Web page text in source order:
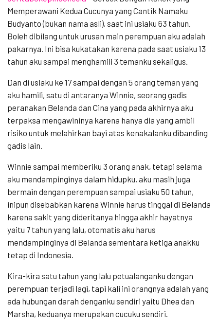
Memperawani Kedua Cucunya yang Cantik Namaku
Budyanto (bukan nama asli), saat ini usiaku 63 tahun.
Boleh dibilang untuk urusan main perempuan aku adalah
pakarnya. Ini bisa kukatakan karena pada saat usiaku 13
tahun aku sampai menghamili 3 temanku sekaligus.
Dan di usiaku ke 17 sampai dengan 5 orang teman yang
aku hamili, satu di antaranya Winnie, seorang gadis
peranakan Belanda dan Cina yang pada akhirnya aku
terpaksa mengawininya karena hanya dia yang ambil
risiko untuk melahirkan bayi atas kenakalanku dibanding
gadis lain.
Winnie sampai memberiku 3 orang anak, tetapi selama
aku mendampinginya dalam hidupku, aku masih juga
bermain dengan perempuan sampai usiaku 50 tahun,
inipun disebabkan karena Winnie harus tinggal di Belanda
karena sakit yang dideritanya hingga akhir hayatnya
yaitu 7 tahun yang lalu, otomatis aku harus
mendampinginya di Belanda sementara ketiga anakku
tetap di Indonesia.
Kira-kira satu tahun yang lalu petualanganku dengan
perempuan terjadi lagi, tapi kali ini orangnya adalah yang
ada hubungan darah denganku sendiri yaitu Dhea dan
Marsha, keduanya merupakan cucuku sendiri.